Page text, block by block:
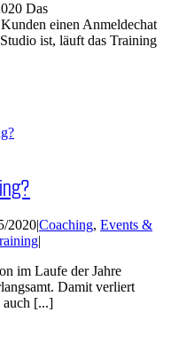
Das
einen Anmeldechat
ist, läuft das Training
2020|Coaching, Events &
|
im Laufe der Jahre
Damit verliert
auch [...]